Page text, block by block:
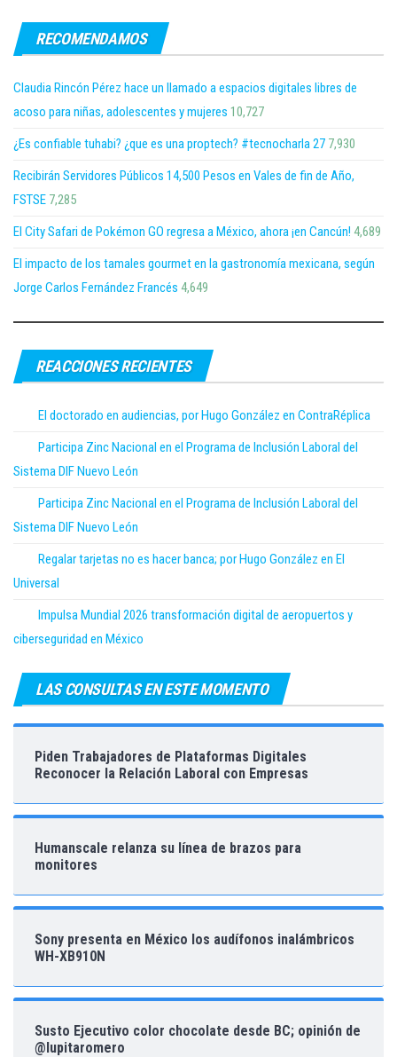
RECOMENDAMOS
Claudia Rincón Pérez hace un llamado a espacios digitales libres de
acoso para niñas, adolescentes y mujeres 10,727
¿Es confiable tuhabi? ¿que es una proptech? #tecnocharla 27 7,930
Recibirán Servidores Públicos 14,500 Pesos en Vales de fin de Año,
FSTSE 7,285
El City Safari de Pokémon GO regresa a México, ahora ¡en Cancún! 4,689
El impacto de los tamales gourmet en la gastronomía mexicana, según
Jorge Carlos Fernández Francés 4,649
REACCIONES RECIENTES
El doctorado en audiencias, por Hugo González en ContraRéplica
Participa Zinc Nacional en el Programa de Inclusión Laboral del
Sistema DIF Nuevo León
Participa Zinc Nacional en el Programa de Inclusión Laboral del
Sistema DIF Nuevo León
Regalar tarjetas no es hacer banca; por Hugo González en El
Universal
Impulsa Mundial 2026 transformación digital de aeropuertos y
ciberseguridad en México
LAS CONSULTAS EN ESTE MOMENTO
Piden Trabajadores de Plataformas Digitales
Reconocer la Relación Laboral con Empresas
Humanscale relanza su línea de brazos para
monitores
Sony presenta en México los audífonos inalámbricos
WH-XB910N
Susto Ejecutivo color chocolate desde BC; opinión de
@lupitaromero